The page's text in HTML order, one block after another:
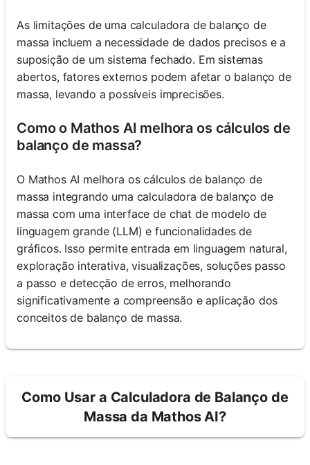
As limitações de uma calculadora de balanço de
massa incluem a necessidade de dados precisos e a
suposição de um sistema fechado. Em sistemas
abertos, fatores externos podem afetar o balanço de
massa, levando a possíveis imprecisões.
Como o Mathos AI melhora os cálculos de
balanço de massa?
O Mathos AI melhora os cálculos de balanço de
massa integrando uma calculadora de balanço de
massa com uma interface de chat de modelo de
linguagem grande (LLM) e funcionalidades de
gráficos. Isso permite entrada em linguagem natural,
exploração interativa, visualizações, soluções passo
a passo e detecção de erros, melhorando
significativamente a compreensão e aplicação dos
conceitos de balanço de massa.
Como Usar a Calculadora de Balanço de
Massa da Mathos AI?